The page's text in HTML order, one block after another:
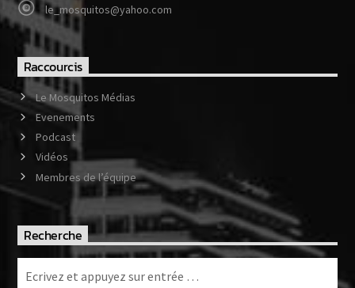
le_mosquitos@yahoo.com
Raccourcis
Le Mosquitos Médias
Evenements
Podcast
Vidéos
Membres de l’équipe
Recherche